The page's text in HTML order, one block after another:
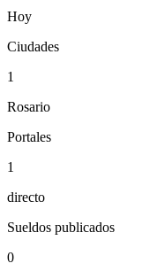
Hoy
Ciudades
1
Rosario
Portales
1
directo
Sueldos publicados
0